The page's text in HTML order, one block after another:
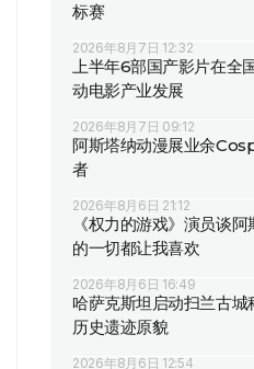
标赛
2026年8月7日 12:32
上半年6部国产影片在全
动电影产业发展
2026年8月7日 09:12
阿斯塔纳动漫展业余
者
2026年8月6日 21:12
《权力的游戏》演员谈
的一切都让我喜欢
2026年8月6日 16:49
哈萨克斯坦启动扫兰古城
历史遗迹原貌
2026年8月6日 12:54